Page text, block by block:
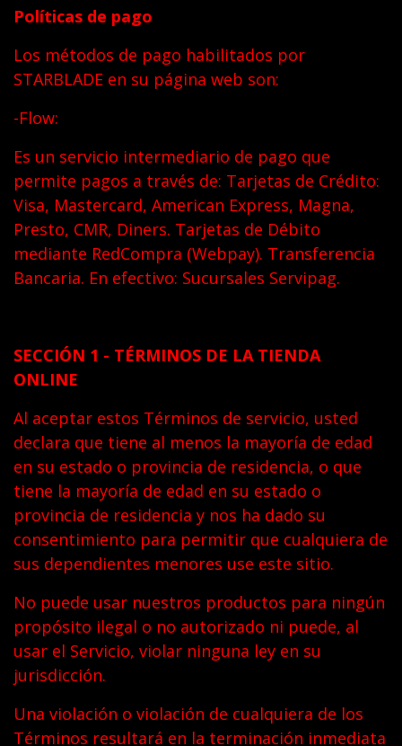
Políticas de pago
Los métodos de pago habilitados por
STARBLADE en su página web son:
-Flow:
Es un servicio intermediario de pago que
permite pagos a través de: Tarjetas de Crédito:
Visa, Mastercard, American Express, Magna,
Presto, CMR, Diners. Tarjetas de Débito
mediante RedCompra (Webpay). Transferencia
Bancaria. En efectivo: Sucursales Servipag.
SECCIÓN 1 - TÉRMINOS DE LA TIENDA
ONLINE
Al aceptar estos Términos de servicio, usted
declara que tiene al menos la mayoría de edad
en su estado o provincia de residencia, o que
tiene la mayoría de edad en su estado o
provincia de residencia y nos ha dado su
consentimiento para permitir que cualquiera de
sus dependientes menores use este sitio.
No puede usar nuestros productos para ningún
propósito ilegal o no autorizado ni puede, al
usar el Servicio, violar ninguna ley en su
jurisdicción.
Una violación o violación de cualquiera de los
Términos resultará en la terminación inmediata